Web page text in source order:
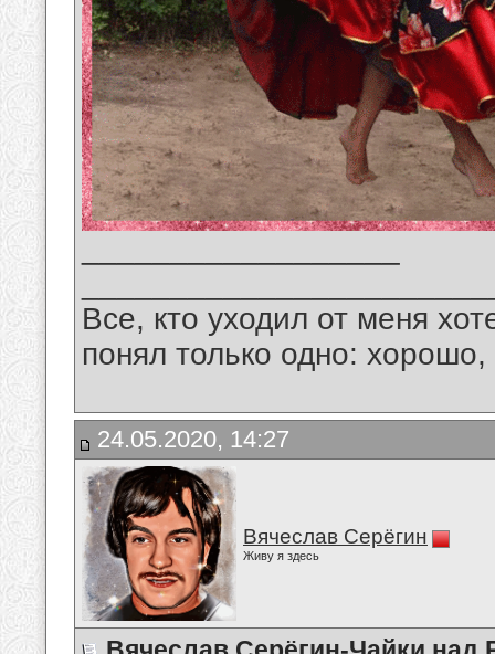
Все, кто уходил от меня
понял только одно:
24.05.2020, 14:27
Вячеслав Серёгин
Живу я здесь